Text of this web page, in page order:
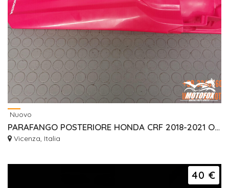
Nuovo
PARAFANGO POSTERIORE HONDA CRF 2018-2021 OEM NEW
Vicenza, Italia
40 €